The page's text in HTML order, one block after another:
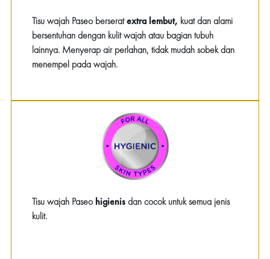
Tisu wajah Paseo berseratextra lembut, kuat dan alami
bersentuhan dengan kulit wajah atau bagian tubuh
lainnya. Menyerap air perlahan, tidak mudah sobek dan
menempel pada wajah.
Tisu wajah Paseohigienisdan cocok untuk semua jenis
kulit.